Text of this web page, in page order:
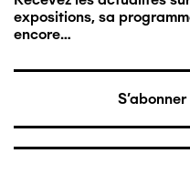
expositions, sa
encore…